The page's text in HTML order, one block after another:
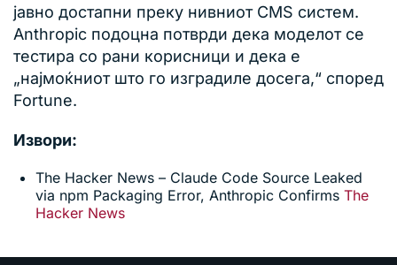
јавно достапни преку нивниот CMS систем.
Anthropic подоцна потврди дека моделот се
тестира со рани корисници и дека е
„најмоќниот што го изградиле досега,“ според
Fortune.
Извори:
The Hacker News – Claude Code Source Leaked
via npm Packaging Error, Anthropic Confirms The
Hacker News